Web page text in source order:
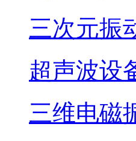
三次元振
超声波设
三维电磁